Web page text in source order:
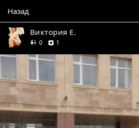
Назад
Виктория Е.
0друзей
1